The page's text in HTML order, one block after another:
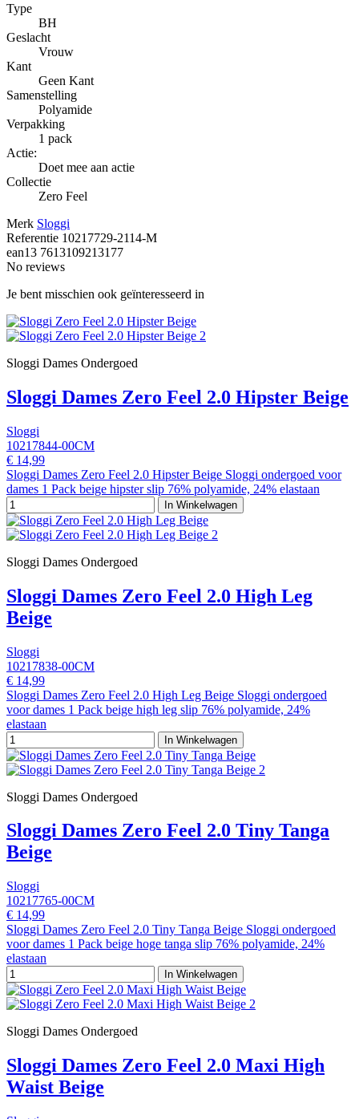
Type
BH
Geslacht
Vrouw
Kant
Geen Kant
Samenstelling
Polyamide
Verpakking
1 pack
Actie:
Doet mee aan actie
Collectie
Zero Feel
Merk Sloggi
Referentie 10217729-2114-M
ean13 7613109213177
No reviews
Je bent misschien ook geïnteresseerd in
Sloggi Dames Ondergoed
Sloggi Dames Zero Feel 2.0 Hipster Beige
Sloggi
10217844-00CM
€ 14,99
Sloggi Dames Zero Feel 2.0 Hipster Beige Sloggi ondergoed voor
dames 1 Pack beige hipster slip 76% polyamide, 24% elastaan
In Winkelwagen
Sloggi Dames Ondergoed
Sloggi Dames Zero Feel 2.0 High Leg
Beige
Sloggi
10217838-00CM
€ 14,99
Sloggi Dames Zero Feel 2.0 High Leg Beige Sloggi ondergoed
voor dames 1 Pack beige high leg slip 76% polyamide, 24%
elastaan
In Winkelwagen
Sloggi Dames Ondergoed
Sloggi Dames Zero Feel 2.0 Tiny Tanga
Beige
Sloggi
10217765-00CM
€ 14,99
Sloggi Dames Zero Feel 2.0 Tiny Tanga Beige Sloggi ondergoed
voor dames 1 Pack beige hoge tanga slip 76% polyamide, 24%
elastaan
In Winkelwagen
Sloggi Dames Ondergoed
Sloggi Dames Zero Feel 2.0 Maxi High
Waist Beige